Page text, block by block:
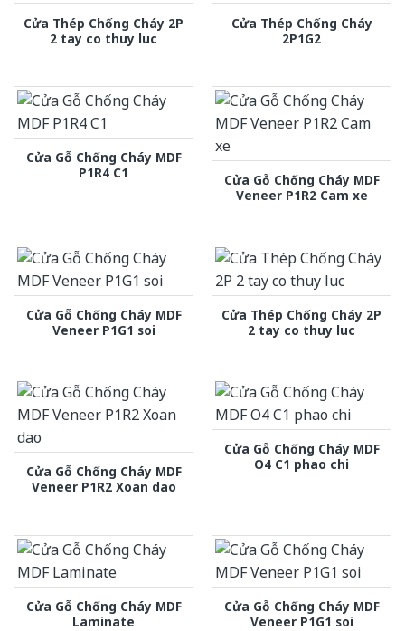
Cửa Thép Chống Cháy 2P
2 tay co thuy luc
Cửa Thép Chống Cháy
2P1G2
Cửa Gỗ Chống Cháy MDF
P1R4 C1
Cửa Gỗ Chống Cháy MDF
Veneer P1R2 Cam xe
Cửa Gỗ Chống Cháy MDF
Veneer P1G1 soi
Cửa Thép Chống Cháy 2P
2 tay co thuy luc
Cửa Gỗ Chống Cháy MDF
Veneer P1R2 Xoan dao
Cửa Gỗ Chống Cháy MDF
O4 C1 phao chi
Cửa Gỗ Chống Cháy MDF
Laminate
Cửa Gỗ Chống Cháy MDF
Veneer P1G1 soi